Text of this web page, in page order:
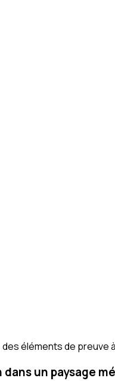
éléments de preuve
un paysage